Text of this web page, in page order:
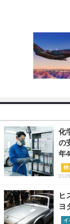
化
の
年
特
ヒ
ヨ
イ